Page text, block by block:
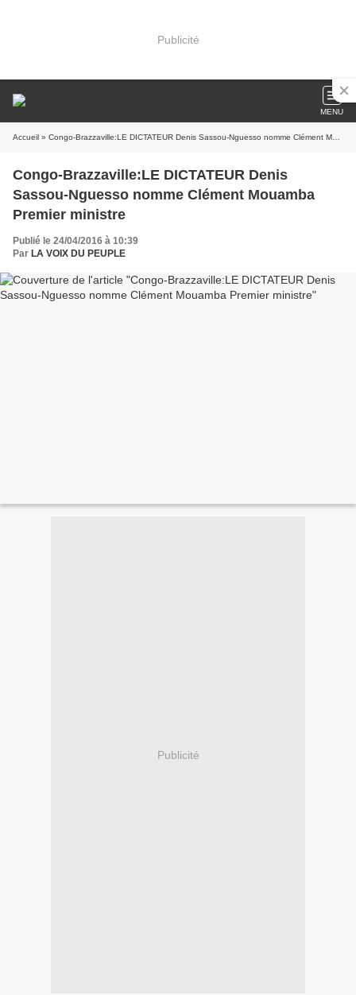
Publicité
MENU
Accueil » Congo-Brazzaville:LE DICTATEUR Denis Sassou-Nguesso nomme Clément Mouamba Premier ministre
Congo-Brazzaville:LE DICTATEUR Denis
Sassou-Nguesso nomme Clément Mouamba
Premier ministre
Publié le 24/04/2016 à 10:39
Par LA VOIX DU PEUPLE
Publicité